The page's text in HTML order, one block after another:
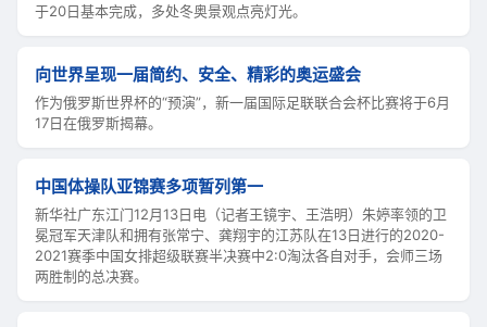
于20日基本完成，多处冬奥景观点亮灯光。
向世界呈现一届简约、安全、精彩的奥运盛会
作为俄罗斯世界杯的“预演”，新一届国际足联联合会杯比赛将于6月
17日在俄罗斯揭幕。
中国体操队亚锦赛多项暂列第一
新华社广东江门12月13日电（记者王镜宇、王浩明）朱婷率领的卫
冕冠军天津队和拥有张常宁、龚翔宇的江苏队在13日进行的2020-
2021赛季中国女排超级联赛半决赛中2:0淘汰各自对手，会师三场
两胜制的总决赛。